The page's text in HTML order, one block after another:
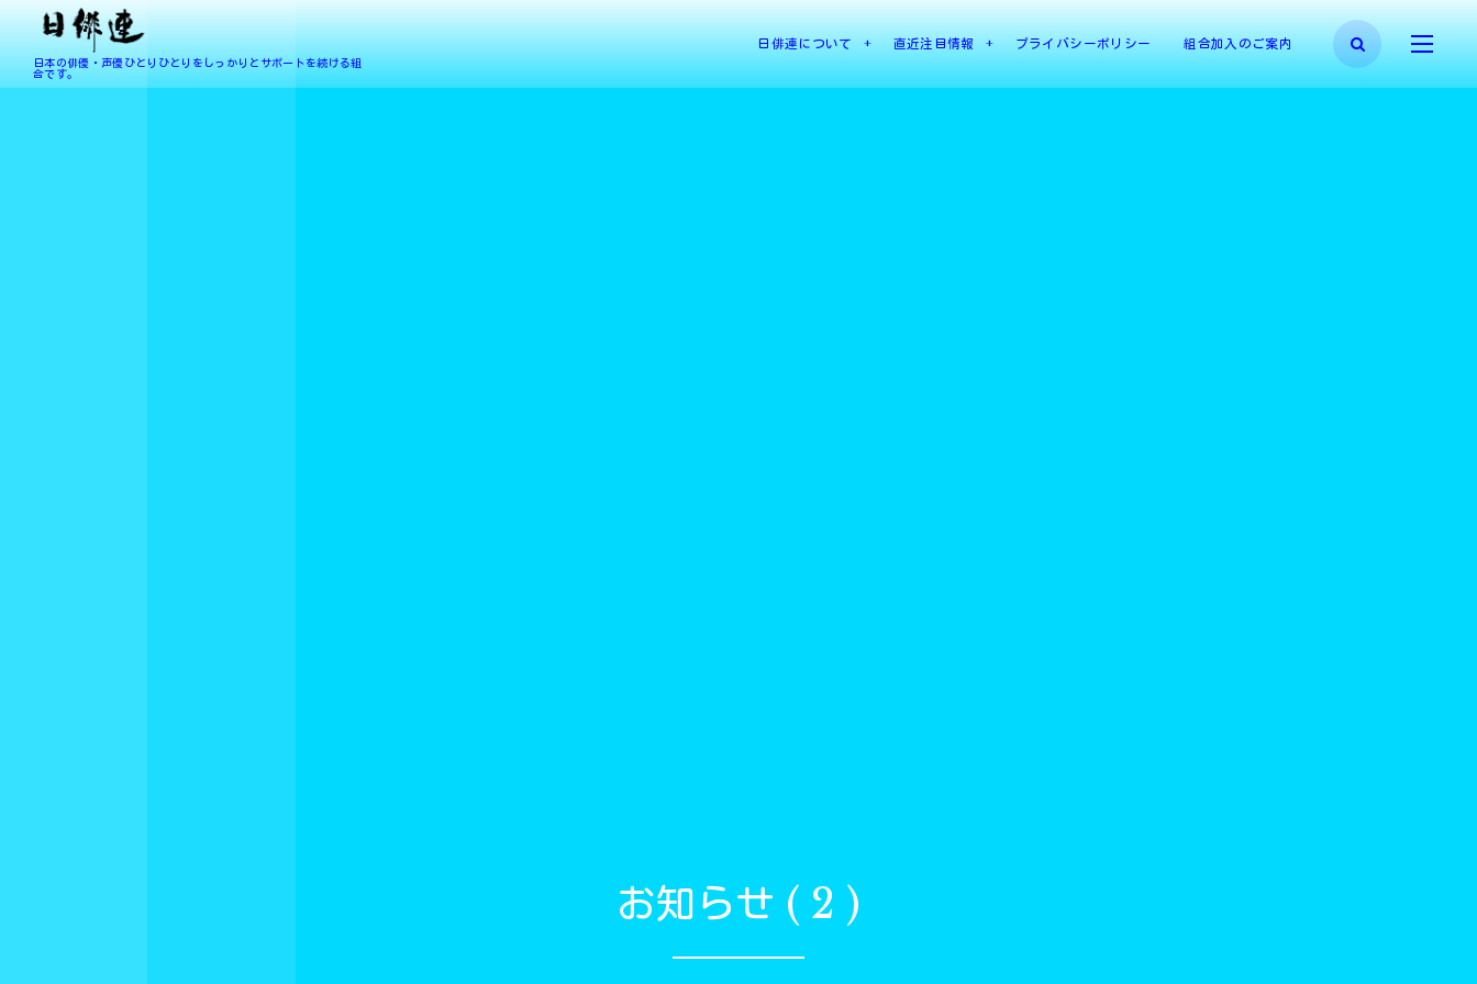
日本の俳優・声優ひとりひとりをしっかりとサポートを続ける組
合です。
日俳連について 直近注目情報 プライバシーポリシー 組合加入のご案内
お知らせ ( 2 )